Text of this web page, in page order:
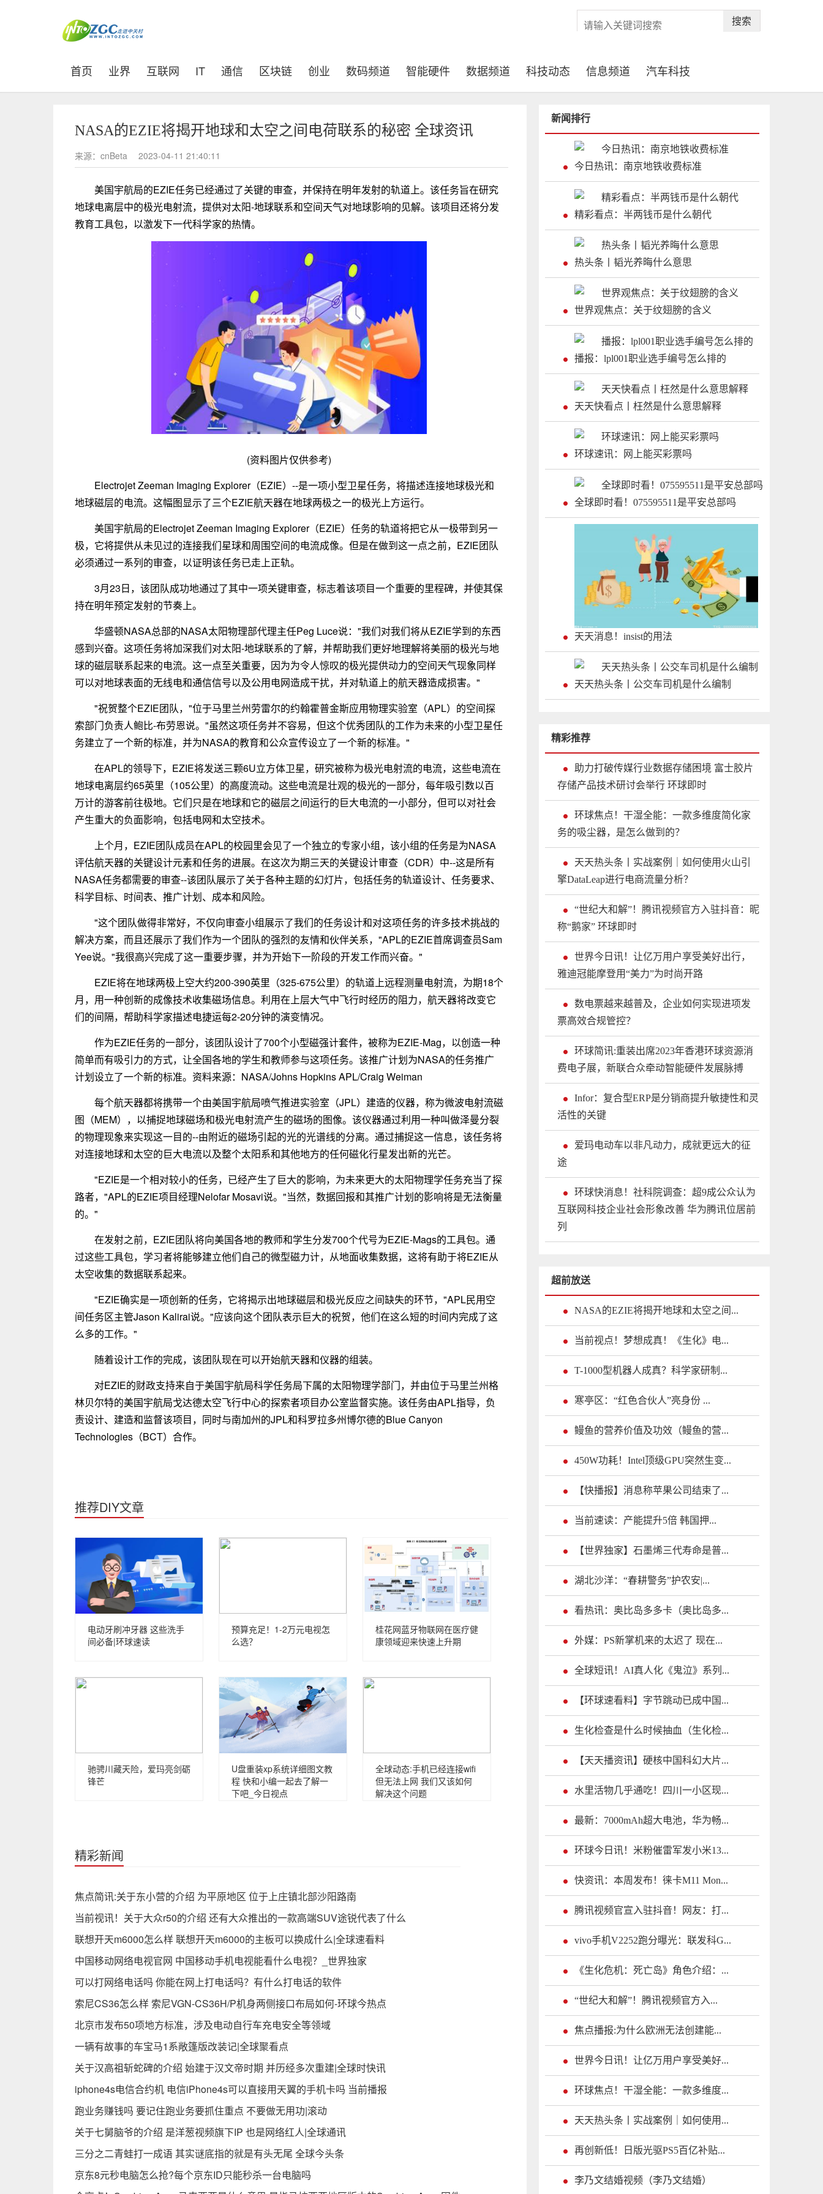
搜索
首页 (current)
业界 互联网 IT 通信 区块链 创业 数码频道 智能硬件 数据频道 科技动态 信息频道 汽车科技
NASA的EZIE将揭开地球和太空之间电荷联系的秘密 全球资讯
来源：cnBeta 2023-04-11 21:40:11
美国宇航局的EZIE任务已经通过了关键的审查，并保持在明年发射的轨道上。该任务旨在研究
地球电离层中的极光电射流，提供对太阳-地球联系和空间天气对地球影响的见解。该项目还将分发
教育工具包，以激发下一代科学家的热情。
(资料图片仅供参考)
Electrojet Zeeman Imaging Explorer（EZIE）--是一项小型卫星任务，将描述连接地球极光和
地球磁层的电流。这幅图显示了三个EZIE航天器在地球两极之一的极光上方运行。
美国宇航局的Electrojet Zeeman Imaging Explorer（EZIE）任务的轨道将把它从一极带到另一
极，它将提供从未见过的连接我们星球和周围空间的电流成像。但是在做到这一点之前，EZIE团队
必须通过一系列的审查，以证明该任务已走上正轨。
3月23日，该团队成功地通过了其中一项关键审查，标志着该项目一个重要的里程碑，并使其保
持在明年预定发射的节奏上。
华盛顿NASA总部的NASA太阳物理部代理主任Peg Luce说："我们对我们将从EZIE学到的东西
感到兴奋。这项任务将加深我们对太阳-地球联系的了解，并帮助我们更好地理解将美丽的极光与地
球的磁层联系起来的电流。这一点至关重要，因为为令人惊叹的极光提供动力的空间天气现象同样
可以对地球表面的无线电和通信信号以及公用电网造成干扰，并对轨道上的航天器造成损害。"
"祝贺整个EZIE团队，"位于马里兰州劳雷尔的约翰霍普金斯应用物理实验室（APL）的空间探
索部门负责人鲍比-布劳恩说。"虽然这项任务并不容易，但这个优秀团队的工作为未来的小型卫星任
务建立了一个新的标准，并为NASA的教育和公众宣传设立了一个新的标准。"
在APL的领导下，EZIE将发送三颗6U立方体卫星，研究被称为极光电射流的电流，这些电流在
地球电离层约65英里（105公里）的高度流动。这些电流是壮观的极光的一部分，每年吸引数以百
万计的游客前往极地。它们只是在地球和它的磁层之间运行的巨大电流的一小部分，但可以对社会
产生重大的负面影响，包括电网和太空技术。
上个月，EZIE团队成员在APL的校园里会见了一个独立的专家小组，该小组的任务是为NASA
评估航天器的关键设计元素和任务的进展。在这次为期三天的关键设计审查（CDR）中--这是所有
NASA任务都需要的审查--该团队展示了关于各种主题的幻灯片，包括任务的轨道设计、任务要求、
科学目标、时间表、推广计划、成本和风险。
"这个团队做得非常好，不仅向审查小组展示了我们的任务设计和对这项任务的许多技术挑战的
解决方案，而且还展示了我们作为一个团队的强烈的友情和伙伴关系，"APL的EZIE首席调查员Sam
Yee说。"我很高兴完成了这一重要步骤，并为开始下一阶段的开发工作而兴奋。"
EZIE将在地球两极上空大约200-390英里（325-675公里）的轨道上远程测量电射流，为期18个
月，用一种创新的成像技术收集磁场信息。利用在上层大气中飞行时经历的阻力，航天器将改变它
们的间隔，帮助科学家描述电捷运每2-20分钟的演变情况。
作为EZIE任务的一部分，该团队设计了700个小型磁强计套件，被称为EZIE-Mag，以创造一种
简单而有吸引力的方式，让全国各地的学生和教师参与这项任务。该推广计划为NASA的任务推广
计划设立了一个新的标准。资料来源：NASA/Johns Hopkins APL/Craig Weiman
每个航天器都将携带一个由美国宇航局喷气推进实验室（JPL）建造的仪器，称为微波电射流磁
图（MEM），以捕捉地球磁场和极光电射流产生的磁场的图像。该仪器通过利用一种叫做泽曼分裂
的物理现象来实现这一目的--由附近的磁场引起的光的光谱线的分离。通过捕捉这一信息，该任务将
对连接地球和太空的巨大电流以及整个太阳系和其他地方的任何磁化行星发出新的光芒。
"EZIE是一个相对较小的任务，已经产生了巨大的影响，为未来更大的太阳物理学任务充当了探
路者，"APL的EZIE项目经理Nelofar Mosavi说。"当然，数据回报和其推广计划的影响将是无法衡量
的。"
在发射之前，EZIE团队将向美国各地的教师和学生分发700个代号为EZIE-Mags的工具包。通
过这些工具包，学习者将能够建立他们自己的微型磁力计，从地面收集数据，这将有助于将EZIE从
太空收集的数据联系起来。
"EZIE确实是一项创新的任务，它将揭示出地球磁层和极光反应之间缺失的环节，"APL民用空
间任务区主管Jason Kalirai说。"应该向这个团队表示巨大的祝贺，他们在这么短的时间内完成了这
么多的工作。"
随着设计工作的完成，该团队现在可以开始航天器和仪器的组装。
对EZIE的财政支持来自于美国宇航局科学任务局下属的太阳物理学部门，并由位于马里兰州格
林贝尔特的美国宇航局戈达德太空飞行中心的探索者项目办公室监督实施。该任务由APL指导，负
责设计、建造和监督该项目，同时与南加州的JPL和科罗拉多州博尔德的Blue Canyon
Technologies（BCT）合作。
推荐DIY文章
电动牙刷冲牙器 这些洗手
间必备|环球速读
预算充足！1-2万元电视怎
么选？
桂花网蓝牙物联网在医疗健
康领域迎来快速上升期
驰骋川藏天险，爱玛亮剑砺
锋芒
U盘重装xp系统详细图文教
程 快和小编一起去了解一
下吧_今日视点
全球动态:手机已经连接wifi
但无法上网 我们又该如何
解决这个问题
精彩新闻
焦点简讯:关于东小营的介绍 为平原地区 位于上庄镇北部沙阳路南
当前视讯！关于大众r50的介绍 还有大众推出的一款高端SUV途锐代表了什么
联想开天m6000怎么样 联想开天m6000的主板可以换成什么|全球速看料
中国移动网络电视官网 中国移动手机电视能看什么电视？_世界独家
可以打网络电话吗 你能在网上打电话吗？有什么打电话的软件
索尼CS36怎么样 索尼VGN-CS36H/P机身两侧接口布局如何-环球今热点
北京市发布50项地方标准，涉及电动自行车充电安全等领域
一辆有故事的车宝马1系敞篷版改装记|全球聚看点
关于汉高祖斩蛇碑的介绍 始建于汉文帝时期 并历经多次重建|全球时快讯
iphone4s电信合约机 电信iPhone4s可以直接用天翼的手机卡吗 当前播报
跑业务赚钱吗 要记住跑业务要抓住重点 不要做无用功|滚动
关于七舅脑爷的介绍 是洋葱视频旗下IP 也是网络红人|全球通讯
三分之二青蛙打一成语 其实谜底指的就是有头无尾 全球今头条
京东8元秒电脑怎么抢?每个京东ID只能秒杀一台电脑吗
新闻排行
今日热讯：南京地铁收费标准
精彩看点：半两钱币是什么朝代
热头条丨韬光养晦什么意思
世界观焦点：关于纹翅膀的含义
播报：lpl001职业选手编号怎么排的
天天快看点丨枉然是什么意思解释
环球速讯：网上能买彩票吗
全球即时看！075595511是平安总部吗
天天消息！insist的用法
天天热头条丨公交车司机是什么编制
精彩推荐
助力打破传媒行业数据存储困境 富士胶片
存储产品技术研讨会举行 环球即时
环球焦点！干湿全能：一款多维度简化家
务的吸尘器，是怎么做到的？
天天热头条丨实战案例｜如何使用火山引
擎DataLeap进行电商流量分析？
“世纪大和解”！腾讯视频官方入驻抖音：昵
称“鹅家” 环球即时
世界今日讯！让亿万用户享受美好出行，
雅迪冠能摩登用“美力”为时尚开路
数电票越来越普及，企业如何实现进项发
票高效合规管控？
环球简讯:重装出席2023年香港环球资源消
费电子展，新联合众牵动智能硬件发展脉搏
Infor：复合型ERP是分销商提升敏捷性和灵
活性的关键
爱玛电动车以非凡动力，成就更远大的征
途
环球快消息！社科院调查：超9成公众认为
互联网科技企业社会形象改善 华为腾讯位居前
列
超前放送
NASA的EZIE将揭开地球和太空之间...
当前视点！梦想成真！《生化》电...
T-1000型机器人成真？科学家研制...
寒亭区：“红色合伙人”亮身份 ...
鳗鱼的营养价值及功效（鳗鱼的营...
450W功耗！Intel顶级GPU突然生变...
【快播报】消息称苹果公司结束了...
当前速读：产能提升5倍 韩国押...
【世界独家】石墨烯三代寿命是普...
湖北沙洋：“春耕警务”护农安|...
看热讯：奥比岛多多卡（奥比岛多...
外媒：PS新掌机来的太迟了 现在...
全球短讯！AI真人化《鬼泣》系列...
【环球速看料】字节跳动已成中国...
生化检查是什么时候抽血（生化检...
【天天播资讯】硬核中国科幻大片...
水里活物几乎通吃！四川一小区现...
最新：7000mAh超大电池，华为畅...
环球今日讯！米粉催雷军发小米13...
快资讯：本周发布！徕卡M11 Mon...
腾讯视频官宣入驻抖音！网友：打...
vivo手机V2252跑分曝光：联发科G...
《生化危机：死亡岛》角色介绍：...
“世纪大和解”！腾讯视频官方入...
焦点播报:为什么欧洲无法创建能...
世界今日讯！让亿万用户享受美好...
环球焦点！干湿全能：一款多维度...
天天热头条丨实战案例｜如何使用...
再创新低！日版光驱PS5百亿补贴...
李乃文结婚视频（李乃文结婚）